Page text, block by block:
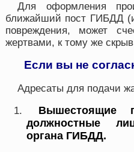
Для оформления
ближайший пост ГИБДД
повреждения, может
жертвами, к тому же
Если вы не
Адресаты для подачи
Вышестоящие
должностные
органа ГИБДД.